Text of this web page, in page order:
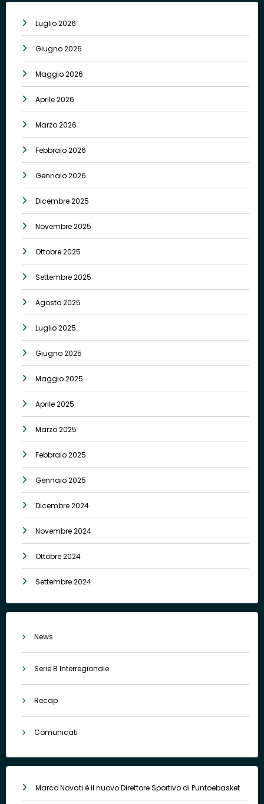
Luglio 2026
Giugno 2026
Maggio 2026
Aprile 2026
Marzo 2026
Febbraio 2026
Gennaio 2026
Dicembre 2025
Novembre 2025
Ottobre 2025
Settembre 2025
Agosto 2025
Luglio 2025
Giugno 2025
Maggio 2025
Aprile 2025
Marzo 2025
Febbraio 2025
Gennaio 2025
Dicembre 2024
Novembre 2024
Ottobre 2024
Settembre 2024
News
Serie B Interregionale
Recap
Comunicati
Marco Novati è il nuovo Direttore Sportivo di Puntoebasket